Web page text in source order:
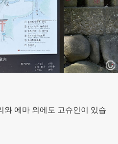
와 에마 외에도 고슈인이 있습